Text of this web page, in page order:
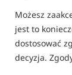
Możesz
jest to
dostosować
decyzja.